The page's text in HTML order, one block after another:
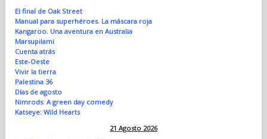
El final de Oak Street
Manual para superhéroes. La máscara roja
Kangaroo. Una aventura en Australia
Marsupilami
Cuenta atrás
Este-Oeste
Vivir la tierra
Palestina 36
Días de agosto
Nimrods: A green day comedy
Katseye: Wild Hearts
21 Agosto 2026